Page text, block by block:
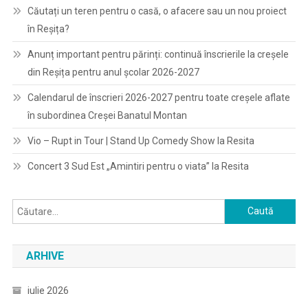
Căutați un teren pentru o casă, o afacere sau un nou proiect
în Reșița?
Anunț important pentru părinți: continuă înscrierile la creșele
din Reșița pentru anul școlar 2026-2027
Calendarul de înscrieri 2026-2027 pentru toate creșele aflate
în subordinea Creșei Banatul Montan
Vio – Rupt in Tour | Stand Up Comedy Show la Resita
Concert 3 Sud Est „Amintiri pentru o viata” la Resita
Caută
după:
ARHIVE
iulie 2026